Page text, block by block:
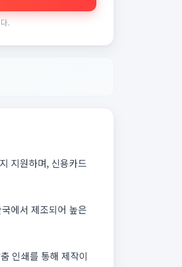
.
지원하며, 신용카드
에서 제조되어 높은
인쇄를 통해 제작이